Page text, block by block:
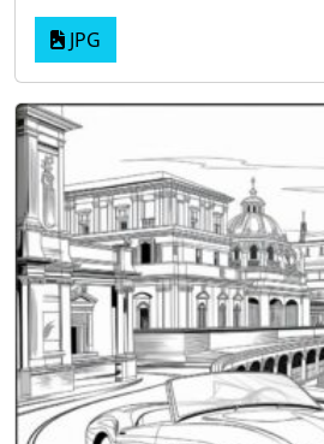
JPG